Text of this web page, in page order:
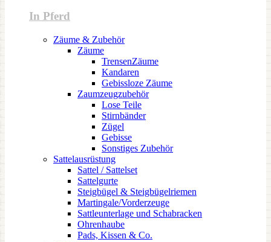
In Pferd
Zäume & Zubehör
Zäume
TrensenZäume
Kandaren
Gebissloze Zäume
Zaumzeugzubehör
Lose Teile
Stirnbänder
Zügel
Gebisse
Sonstiges Zubehör
Sattelausrüstung
Sattel / Sattelset
Sattelgurte
Steigbügel & Steigbügelriemen
Martingale/Vorderzeuge
Sattleunterlage und Schabracken
Ohrenhaube
Pads, Kissen & Co.